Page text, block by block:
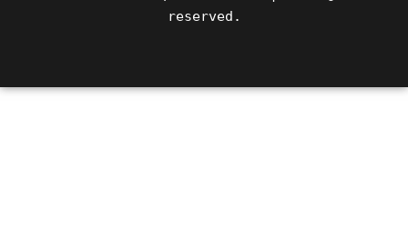
reserved.